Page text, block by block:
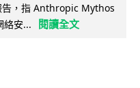
告，指 Anthropic Mythos
絡安...
閱讀全文